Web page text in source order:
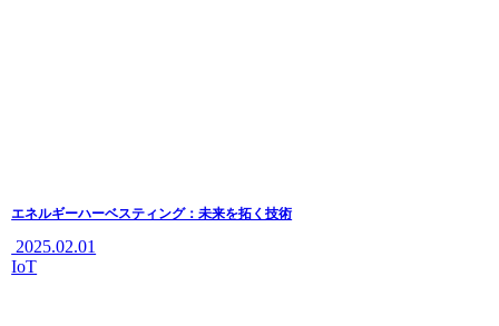
エネルギーハーベスティング：未来を拓く技術
2025.02.01
IoT